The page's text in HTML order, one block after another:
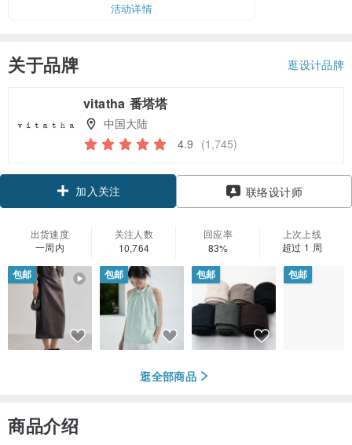
活动详情
关于品牌 逛设计品牌
vitatha 番塔塔
中国大陆
4.9 (1,745)
加入关注 联络设计师
出货速度
一周内
关注人数
10,764
回应率
83%
上次上线
超过 1 周
包邮 包邮 包邮 包邮
逛全部商品
商品介绍